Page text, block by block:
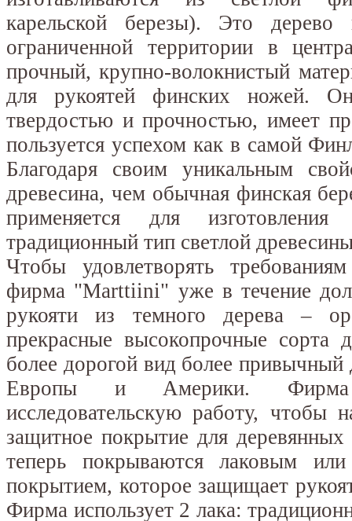
карельской березы). Это дерево
ограниченной территории в
прочный, крупно-волокнистый
для рукоятей финских ножей.
твердостью и прочностью, имеет
пользуется успехом как в самой
Благодаря своим уникальным
древесина, чем обычная финская
применяется для
традиционный тип светлой
Чтобы удовлетворять
фирма "Marttiini" уже в течение
рукояти из темного дерева –
прекрасные высокопрочные сорта
более дорогой вид более привычный
Европы и Америки. Фирма
исследовательскую работу, чтобы
защитное покрытие для
теперь покрываются лаковым
покрытием, которое защищает
Фирма использует 2 лака: